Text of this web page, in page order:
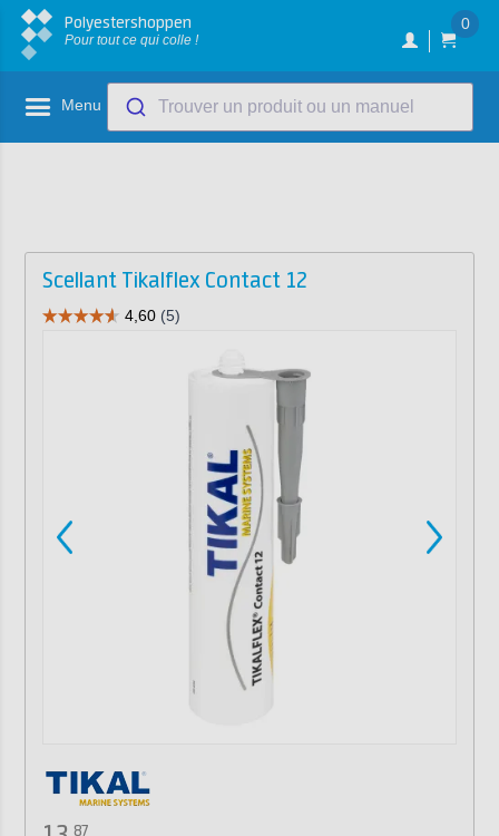
Polyestershoppen
Pour tout ce qui colle !
0
Menu Trouver un produit ou un manuel
Scellant Tikalflex Contact 12
87